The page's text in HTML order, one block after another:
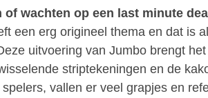
of wachten op een last minute
een erg origineel thema en dat is
uitvoering van Jumbo brengt
striptekeningen en de
vallen er veel grapjes en